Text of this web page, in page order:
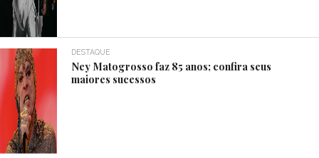
DESTAQUE
Ney Matogrosso faz 85 anos; confira seus
maiores sucessos